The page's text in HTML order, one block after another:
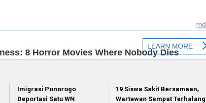
Imigrasi Ponorogo
Deportasi Satu WN
19 Siswa Sakit Bersamaan,
Wartawan Sempat Terhalang